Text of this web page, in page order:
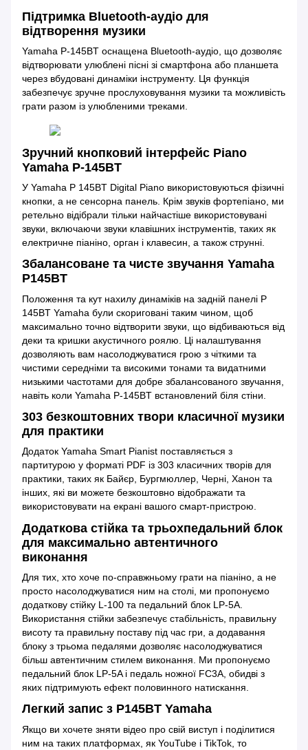
Підтримка Bluetooth-аудіо для
відтворення музики
Yamaha P-145BT оснащена Bluetooth-аудіо, що дозволяє
відтворювати улюблені пісні зі смартфона або планшета
через вбудовані динаміки інструменту. Ця функція
забезпечує зручне прослуховування музики та можливість
грати разом із улюбленими треками.
Зручний кнопковий інтерфейс Piano
Yamaha P-145BT
У Yamaha P 145BT Digital Piano використовуються фізичні
кнопки, а не сенсорна панель. Крім звуків фортепіано, ми
ретельно відібрали тільки найчастіше використовувані
звуки, включаючи звуки клавішних інструментів, таких як
електричне піаніно, орган і клавесин, а також струнні.
Збалансоване та чисте звучання Yamaha
P145BT
Положення та кут нахилу динаміків на задній панелі P
145BT Yamaha були скориговані таким чином, щоб
максимально точно відтворити звуки, що відбиваються від
деки та кришки акустичного роялю. Ці налаштування
дозволяють вам насолоджуватися грою з чіткими та
чистими середніми та високими тонами та видатними
низькими частотами для добре збалансованого звучання,
навіть коли Yamaha P-145BT встановлений біля стіни.
303 безкоштовних твори класичної музики
для практики
Додаток Yamaha Smart Pianist поставляється з
партитурою у форматі PDF із 303 класичних творів для
практики, таких як Байєр, Бургмюллер, Черні, Ханон та
інших, які ви можете безкоштовно відображати та
використовувати на екрані вашого смарт-пристрою.
Додаткова стійка та трьохпедальний блок
для максимально автентичного
виконання
Для тих, хто хоче по-справжньому грати на піаніно, а не
просто насолоджуватися ним на столі, ми пропонуємо
додаткову стійку L-100 та педальний блок LP-5A.
Використання стійки забезпечує стабільність, правильну
висоту та правильну поставу під час гри, а додавання
блоку з трьома педалями дозволяє насолоджуватися
більш автентичним стилем виконання. Ми пропонуємо
педальний блок LP-5A і педаль ножної FC3A, обидві з
яких підтримують ефект половинного натискання.
Легкий запис з P145BT Yamaha
Якщо ви хочете зняти відео про свій виступ і поділитися
ним на таких платформах, як YouTube і TikTok, то